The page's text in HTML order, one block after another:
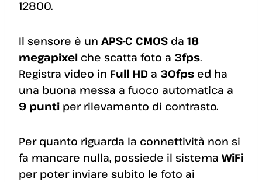
12800.
Il sensore è un APS-C CMOS da 18
megapixel che scatta foto a 3fps.
Registra video in Full HD a 30fps ed ha
una buona messa a fuoco automatica a
9 punti per rilevamento di contrasto.
Per quanto riguarda la connettività non si
fa mancare nulla, possiede il sistema WiFi
per poter inviare subito le foto ai